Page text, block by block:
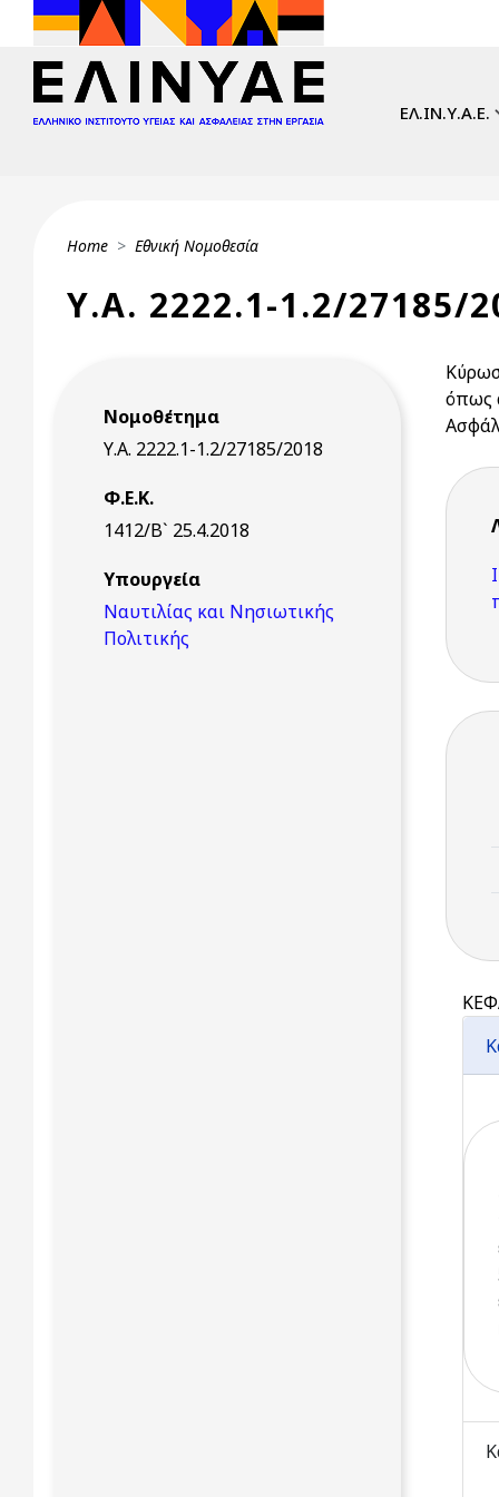
Skip to main content
ΕΛ.ΙΝ.Υ.Α.Ε.
Breadcrumb
Home Εθνική Νομοθεσία
Υ.Α. 2222.1-1.2/27185/
Νομοθέτημα
Υ.Α. 2222.1-1.2/27185/2018
Φ.Ε.Κ.
1412/Β` 25.4.2018
Υπουργεία
Ναυτιλίας και Νησιωτικής
Πολιτικής
όπως